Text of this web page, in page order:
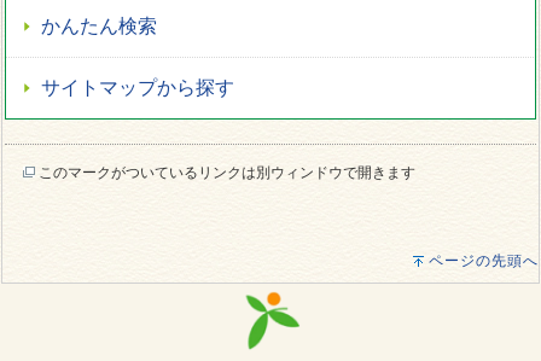
かんたん検索
サイトマップから探す
このマークがついているリンクは別ウィンドウで開きます
ページの先頭へ